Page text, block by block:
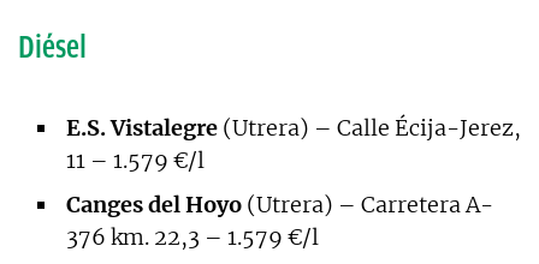
Diésel
E.S. Vistalegre (Utrera) – Calle Écija-Jerez,
11 – 1.579 €/l
Canges del Hoyo (Utrera) – Carretera A-
376 km. 22,3 – 1.579 €/l